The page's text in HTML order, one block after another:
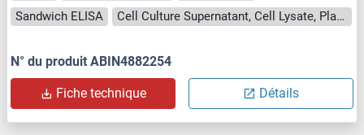
Sandwich ELISA
Cell Culture Supernatant, Cell Lysate, Plasma, Serum, Tissue Lysate
N° du produit ABIN4882254
Fiche technique Détails